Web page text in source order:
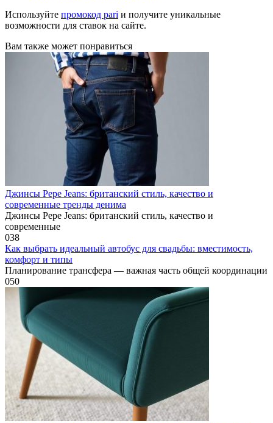
Используйте промокод pari и получите уникальные
возможности для ставок на сайте.
Вам также может понравиться
Джинсы Pepe Jeans: британский стиль, качество и
современные тренды денима
Джинсы Pepe Jeans: британский стиль, качество и
современные
038
Как выбрать идеальный автобус для свадьбы: вместимость,
комфорт и типы
Планирование трансфера — важная часть общей координации
050